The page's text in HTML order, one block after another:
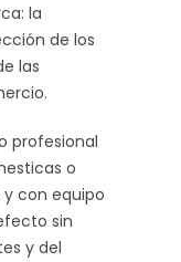
la
de los
las
profesional
o
con equipo
sin
y del